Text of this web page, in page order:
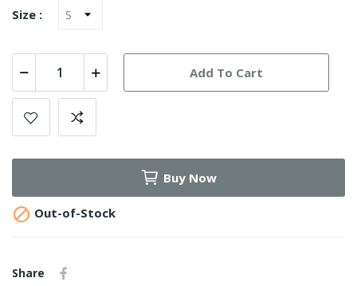
Size :
Add To Cart
Buy Now
 Out-of-Stock
Share